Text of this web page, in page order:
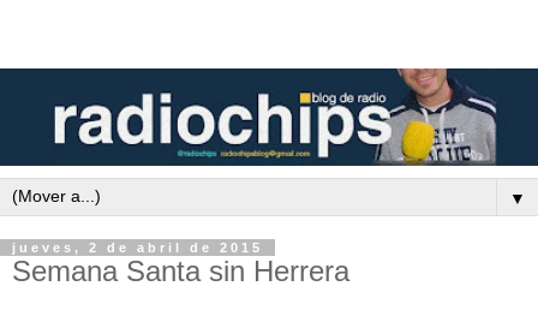
▼
jueves, 2 de abril de 2015
Semana Santa sin Herrera